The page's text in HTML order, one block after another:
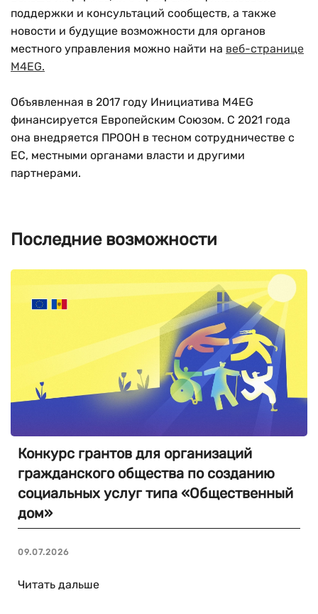
поддержки и консультаций сообществ, а также
новости и будущие возможности для органов
местного управления можно найти на веб-странице
M4EG.
Объявленная в 2017 году Инициатива M4EG
финансируется Европейским Союзом. С 2021 года
она внедряется ПРООН в тесном сотрудничестве с
ЕС, местными органами власти и другими
партнерами.
Последние возможности
Конкурс грантов для организаций
гражданского общества по созданию
социальных услуг типа «Общественный
дом»
09.07.2026
Читать дальше